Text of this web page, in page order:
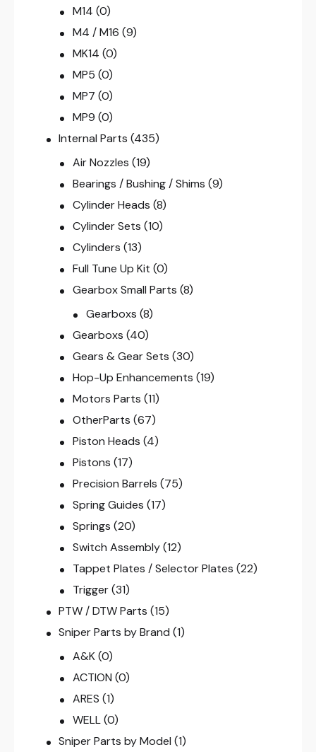
M14 (0)
M4 / M16 (9)
MK14 (0)
MP5 (0)
MP7 (0)
MP9 (0)
Internal Parts (435)
Air Nozzles (19)
Bearings / Bushing / Shims (9)
Cylinder Heads (8)
Cylinder Sets (10)
Cylinders (13)
Full Tune Up Kit (0)
Gearbox Small Parts (8)
Gearboxs (8)
Gearboxs (40)
Gears & Gear Sets (30)
Hop-Up Enhancements (19)
Motors Parts (11)
OtherParts (67)
Piston Heads (4)
Pistons (17)
Precision Barrels (75)
Spring Guides (17)
Springs (20)
Switch Assembly (12)
Tappet Plates / Selector Plates (22)
Trigger (31)
PTW / DTW Parts (15)
Sniper Parts by Brand (1)
A&K (0)
ACTION (0)
ARES (1)
WELL (0)
Sniper Parts by Model (1)